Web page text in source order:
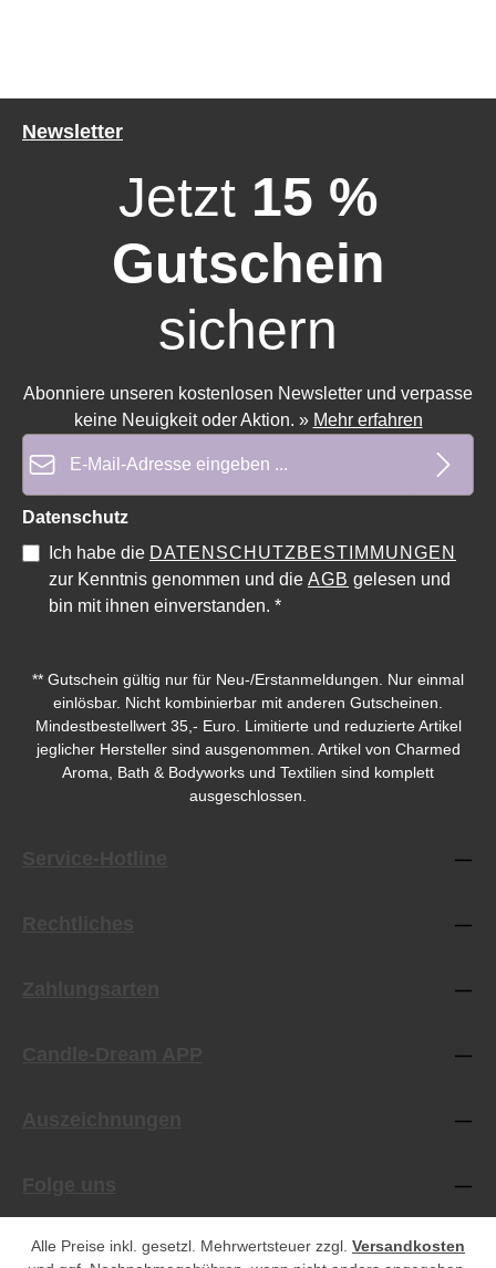
Newsletter
Jetzt 15 %
Gutschein
sichern
Abonniere unseren kostenlosen Newsletter und verpasse
keine Neuigkeit oder Aktion. » Mehr erfahren
Datenschutz
Ich habe die DATENSCHUTZBESTIMMUNGEN
zur Kenntnis genommen und die AGB gelesen und
bin mit ihnen einverstanden. *
** Gutschein gültig nur für Neu-/Erstanmeldungen. Nur einmal
einlösbar. Nicht kombinierbar mit anderen Gutscheinen.
Mindestbestellwert 35,- Euro. Limitierte und reduzierte Artikel
jeglicher Hersteller sind ausgenommen. Artikel von Charmed
Aroma, Bath & Bodyworks und Textilien sind komplett
ausgeschlossen.
Alle Preise inkl. gesetzl. Mehrwertsteuer zzgl. Versandkosten